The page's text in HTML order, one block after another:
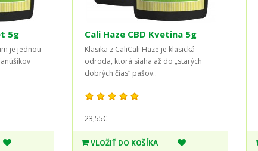
5g
je jednou
Cali Haze CBD Kvetina 5g
Klasika z CaliCali Haze je klasická
odroda, ktorá siaha až do „starých
dobrých čias“ pašov..
23,55€
VLOŽIŤ DO KOŠÍKA